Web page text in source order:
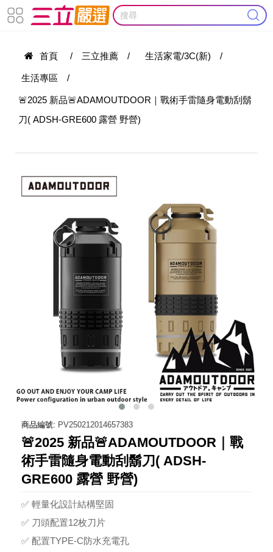
首頁 / 三立推薦 / 生活家電/3C(新) /
生活專區 /
🚨2025 新品🚨ADAMOUTDOOR｜戰術手雷隨身電動刮鬍
刀( ADSH-GRE600 露營 野營)
商品編號: PV250212014657383
🚨2025 新品🚨ADAMOUTDOOR｜戰
術手雷隨身電動刮鬍刀( ADSH-
GRE600 露營 野營)
✅ 輕量化設計結構堅固
✅ 刀頭配置12枚刀片
✅ 配置TYPE-C防水充電孔